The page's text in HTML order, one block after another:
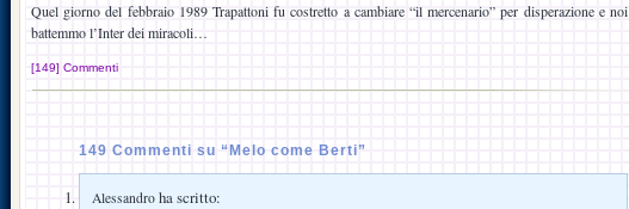
Quel giorno del febbraio 1989 Trapattoni fu costretto a cambiare “il mercenario” per disperazione e noi
battemmo l’Inter dei miracoli…
[149] Commenti
149 Commenti su “Melo come Berti”
Alessandro ha scritto: